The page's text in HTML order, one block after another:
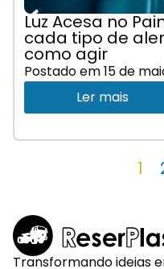
Luz Acesa no
cada tipo de
como agir
Postado em15 de
Ler mais
1
Transformando ideias